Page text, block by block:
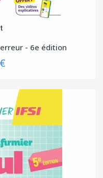
- 6e édition